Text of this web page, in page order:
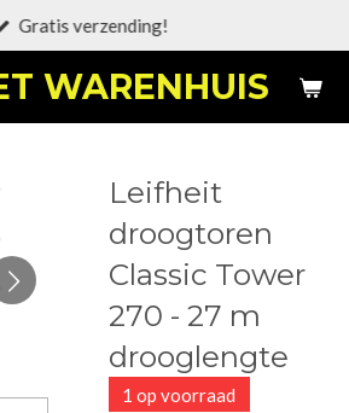
WARENHUIS
Gratis verzending!
Leifheit
droogtoren
Classic Tower
270 - 27 m
drooglengte
1 op voorraad